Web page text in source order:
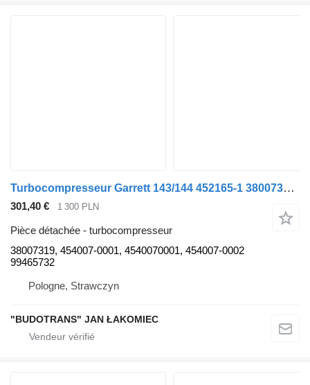
Turbocompresseur Garrett 143/144 452165-1 38007319 pour camion Scania
301,40 € 1 300 PLN
Pièce détachée - turbocompresseur
38007319, 454007-0001, 4540070001, 454007-0002
99465732
Pologne, Strawczyn
"BUDOTRANS" JAN ŁAKOMIEC